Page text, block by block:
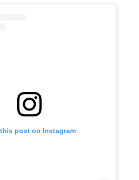
post on Instagram